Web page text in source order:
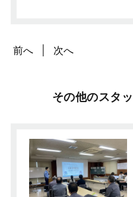
前へ 次へ
その他のスタ